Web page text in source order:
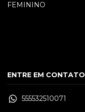
FEMININO
ENTRE EM CONTATO
555532510071